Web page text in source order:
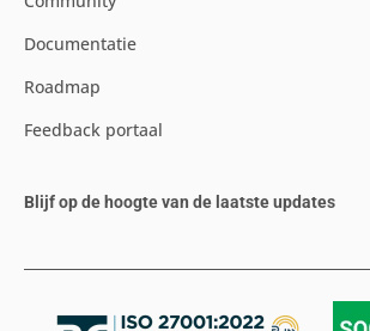
Documentatie
Roadmap
Feedback portaal
Blijf op de hoogte van de laatste updates